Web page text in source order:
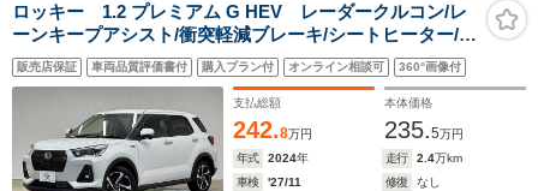
ロッキー 1.2 プレミアム G HEV レーダークルコン/レ
ーンキープアシスト/衝突軽減ブレーキ/シートヒーター/電
動パーキングブレーキ/LEDヘッドライト/オートハイビー
ム/スマートキー/プッシュスタート/オートエアコン/オー
販売店保証 車両品質評価書付 購入プラン付 オンライン相談可 360°画像付
支払総額
242.8万円
本体価格
235.5万円
年式
2024年 走行 2.4万km
車検
'27/11 修復
なし